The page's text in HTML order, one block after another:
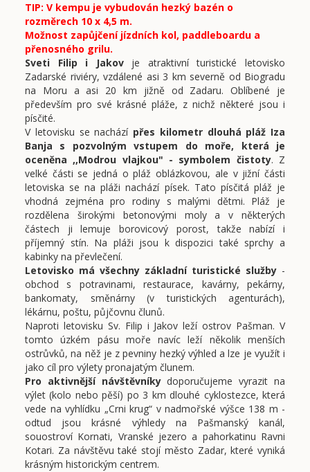
TIP: V kempu je vybudován hezký bazén o
rozměrech 10 x 4,5 m.
Možnost zapůjčení jízdních kol, paddleboardu a
přenosného grilu.
Sveti Filip i Jakov je atraktivní turistické letovisko
Zadarské riviéry, vzdálené asi 3 km severně od Biogradu
na Moru a asi 20 km jižně od Zadaru. Oblíbené je
především pro své krásné pláže, z nichž některé jsou i
písčité.
V letovisku se nachází přes kilometr dlouhá pláž Iza
Banja s pozvolným vstupem do moře, která je
oceněna ,,Modrou vlajkou" - symbolem čistoty. Z
velké části se jedná o pláž oblázkovou, ale v jižní části
letoviska se na pláži nachází písek. Tato písčitá pláž je
vhodná zejména pro rodiny s malými dětmi. Pláž je
rozdělena širokými betonovými moly a v některých
částech ji lemuje borovicový porost, takže nabízí i
příjemný stín. Na pláži jsou k dispozici také sprchy a
kabinky na převlečení.
Letovisko má všechny základní turistické služby -
obchod s potravinami, restaurace, kavárny, pekárny,
bankomaty, směnárny (v turistických agenturách),
lékárnu, poštu, půjčovnu člunů.
Naproti letovisku Sv. Filip i Jakov leží ostrov Pašman. V
tomto úzkém pásu moře navíc leží několik menších
ostrůvků, na něž je z pevniny hezký výhled a lze je využít i
jako cíl pro výlety pronajatým člunem.
Pro aktivnější návštěvníkydoporučujeme vyrazit na
výlet (kolo nebo pěší) po 3 km dlouhé cyklostezce, která
vede na vyhlídku „Crni krug“ v nadmořské výšce 138 m -
odtud jsou krásné výhledy na Pašmanský kanál,
souostroví Kornati, Vranské jezero a pahorkatinu Ravni
Kotari. Za návštěvu také stojí město Zadar, které vyniká
krásným historickým centrem.